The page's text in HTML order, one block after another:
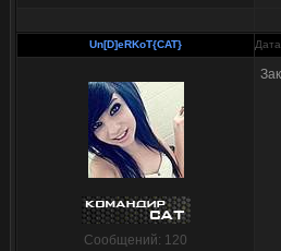
Un[D]eRKoT{CAT}
Сообщений: 120